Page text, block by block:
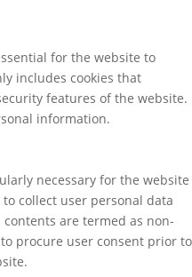
for the website to
includes cookies that
features of the website.
information.
necessary for the website
collect user personal data
are termed as non-
procure user consent prior to